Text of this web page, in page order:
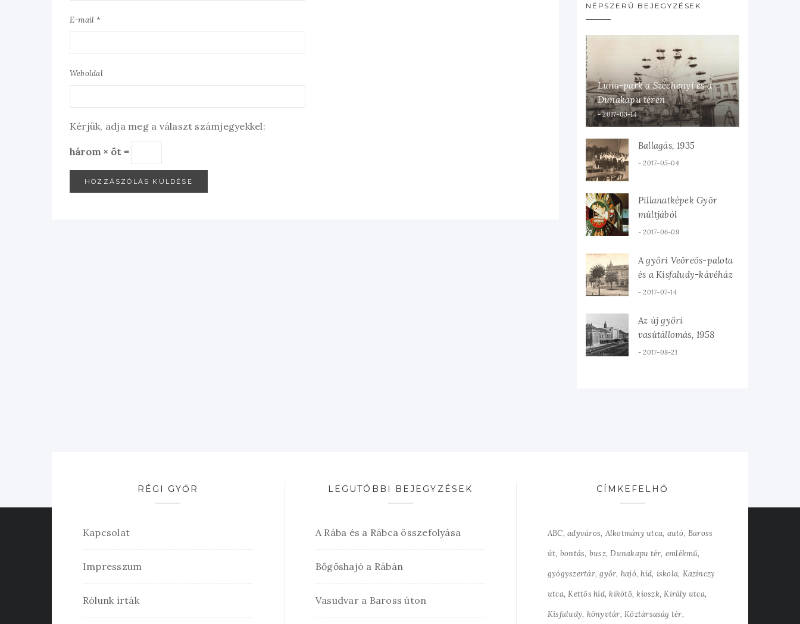
E-mail *
Weboldal
Kérjük, adja meg a választ számjegyekkel:
három × öt =
NÉPSZERŰ BEJEGYZÉSEK
Luna-park a Széchenyi és a
Dunakapu téren
2017-03-14
Ballagás, 1935
2017-05-04
Pillanatképek Győr
múltjából
2017-06-09
A győri Veöreös-palota
és a Kisfaludy-kávéház
2017-07-14
Az új győri
vasútállomás, 1958
2017-08-21
RÉGI GYŐR
Kapcsolat
Impresszum
Rólunk írták
LEGUTÓBBI BEJEGYZÉSEK
A Rába és a Rábca összefolyása
Bőgőshajó a Rábán
Vasudvar a Baross úton
CÍMKEFELHŐ
ABC adyváros Alkotmány utca autó Baross
út bontás busz Dunakapu tér emlékmű
gyógyszertár győr hajó híd iskola Kazinczy
utca Kettős híd kikötő kioszk Király utca
Kisfaludy könyvtár Köztársaság tér